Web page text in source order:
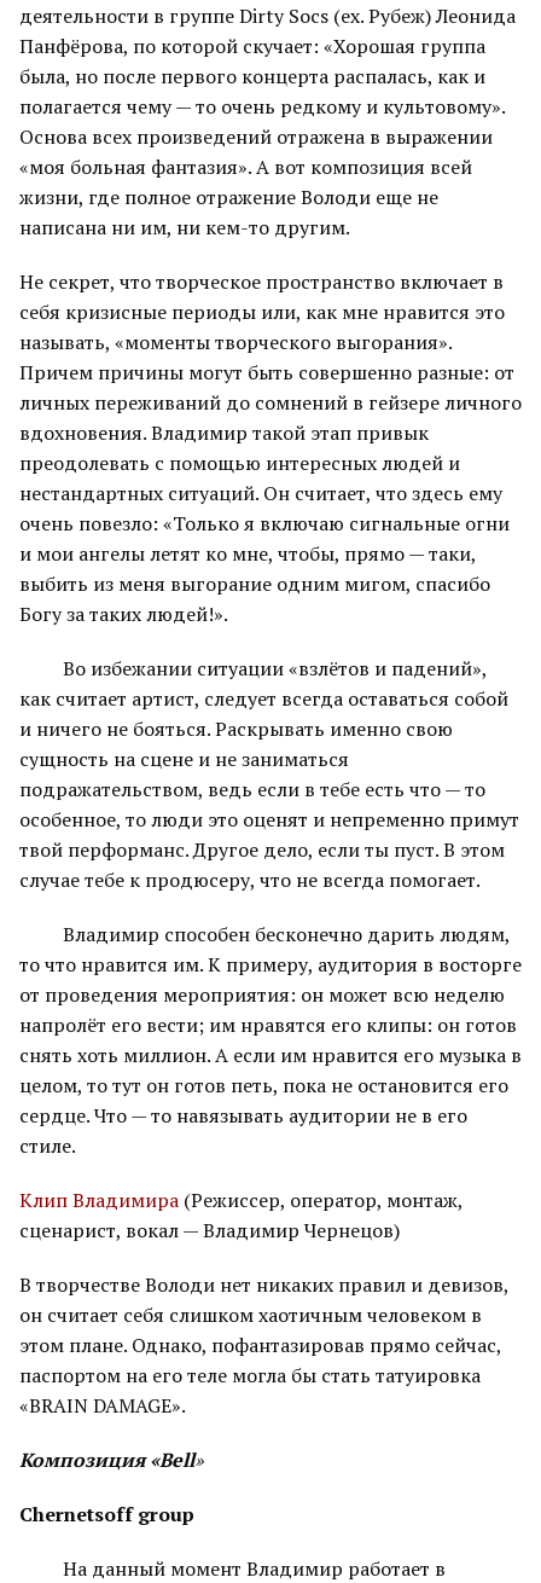
деятельности в группе Dirty Socs (ex. Рубеж) Леонида
Панфёрова, по которой скучает: «Хорошая группа
была, но после первого концерта распалась, как и
полагается чему — то очень редкому и культовому».
Основа всех произведений отражена в выражении
«моя больная фантазия». А вот композиция всей
жизни, где полное отражение Володи еще не
написана ни им, ни кем-то другим.
Не секрет, что творческое пространство включает в
себя кризисные периоды или, как мне нравится это
называть, «моменты творческого выгорания».
Причем причины могут быть совершенно разные: от
личных переживаний до сомнений в гейзере личного
вдохновения. Владимир такой этап привык
преодолевать с помощью интересных людей и
нестандартных ситуаций. Он считает, что здесь ему
очень повезло: «Только я включаю сигнальные огни
и мои ангелы летят ко мне, чтобы, прямо — таки,
выбить из меня выгорание одним мигом, спасибо
Богу за таких людей!».
Во избежании ситуации «взлётов и падений»,
как считает артист, следует всегда оставаться собой
и ничего не бояться. Раскрывать именно свою
сущность на сцене и не заниматься
подражательством, ведь если в тебе есть что — то
особенное, то люди это оценят и непременно примут
твой перформанс. Другое дело, если ты пуст. В этом
случае тебе к продюсеру, что не всегда помогает.
Владимир способен бесконечно дарить людям,
то что нравится им. К примеру, аудитория в восторге
от проведения мероприятия: он может всю неделю
напролёт его вести; им нравятся его клипы: он готов
снять хоть миллион. А если им нравится его музыка в
целом, то тут он готов петь, пока не остановится его
сердце. Что — то навязывать аудитории не в его
стиле.
Клип Владимира (Режиссер, оператор, монтаж,
сценарист, вокал — Владимир Чернецов)
В творчестве Володи нет никаких правил и девизов,
он считает себя слишком хаотичным человеком в
этом плане. Однако, пофантазировав прямо сейчас,
паспортом на его теле могла бы стать татуировка
«BRAIN DAMAGE».
Композиция «Bell»
Chernetsoff group
На данный момент Владимир работает в